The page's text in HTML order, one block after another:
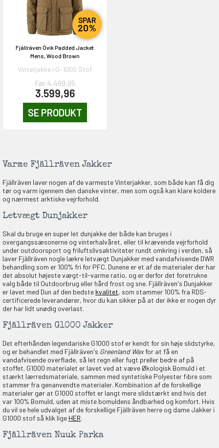
SPAR
20%
Fjällräven Övik Padded Jacket
Mens, Wood Brown
Vinterjakke i G-1000 Stof
Før 4.499,95
3.599,96
SE PRODUKT
Varme Fjällräven Jakker
Fjällräven laver nogen af de varmeste Vinterjakker, som både kan få dig
tør og varm igennem den danske vinter, men som også kan klare koldere
og nærmest arktiske vejrforhold.
Letvægt Dunjakker
Skal du bruge en super let dunjakke der både kan bruges i
overgangssæsonerne og vinterhalvåret, eller til krævende vejrforhold
under outdoorsport og friluftslivsaktiviteter rundt omkring i verden, så
laver Fjällräven nogle lækre letvægt Dunjakker med vandafvisende DWR
behandling som er 100% fri for PFC. Dunene er et af de materialer der har
det absolut højeste vægt-til-varme ratio, og er derfor det foretrukne
valg både til Outdoorbrug eller hård frost og sne. Fjällräven's Dunjakker
er lavet med Dun af den bedste kvalitet, som stammer 100% fra RDS-
certificerede leverandører, hvor du kan sikker på at der ikke er nogen dyr
der har lidt unødig overlast.
Fjällräven G1000 Jakker
Det efterhånden legendariske G1000 stof er kendt for sin høje slidstyrke,
og er behandlet med Fjällräven's Greenland Waxfor at få en
vandafvisende overflade, så let regn eller fugt preller bedre af på
stoffet. G1000 materialet er lavet ved at væve Økologisk Bomuld i et
stærkt lærredsmateriale, sammen med syntetiske Polyester fibre som
stammer fra genanvendte materialer. Kombination af de forskellige
materialer gør at G1000 stoffet er langt mere slidstærkt end hvis det
var 100% Bomuld, uden at miste bomuldens åndbarhed og komfort. Hvis
du vil se hele udvalget af de forskellige Fjällräven herre og dame Jakker i
G1000 stof så klik lige HER.
Fjällräven Nuuk Parka